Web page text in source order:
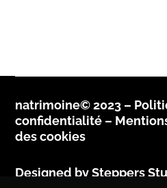
natrimoine© 2023 –
confidentialité –
des cookies
Designed bySteppers